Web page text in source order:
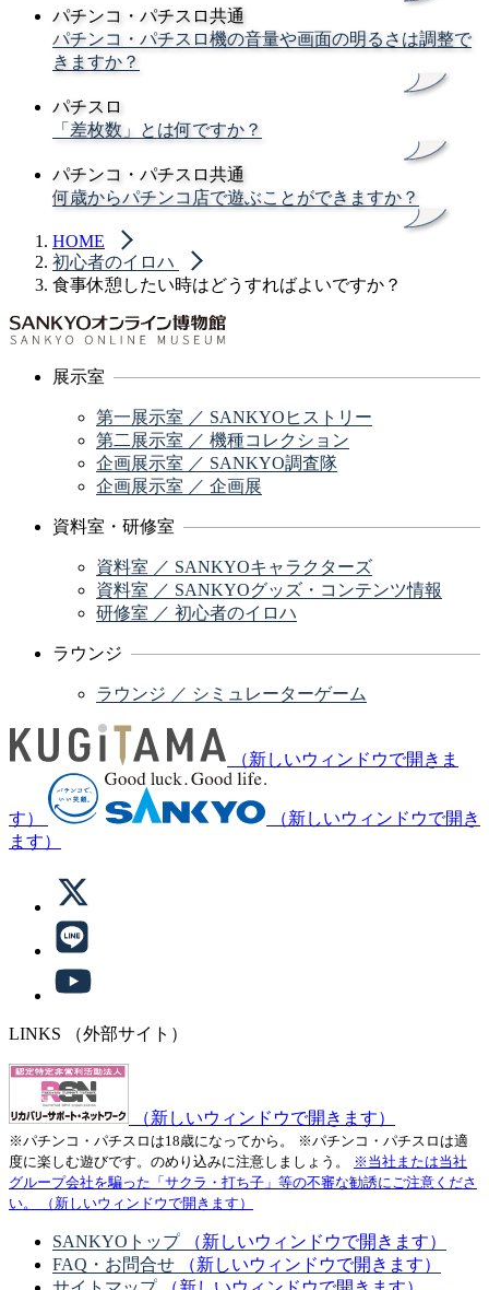
パチンコ・パチスロ共通
パチンコ・パチスロ機の音量や画面の明るさは調整で
きますか？
パチスロ
「差枚数」とは何ですか？
パチンコ・パチスロ共通
何歳からパチンコ店で遊ぶことができますか？
HOME
初心者のイロハ
食事休憩したい時はどうすればよいですか？
展示室
第一展示室 ／ SANKYOヒストリー
第二展示室 ／ 機種コレクション
企画展示室 ／ SANKYO調査隊
企画展示室 ／ 企画展
資料室・研修室
資料室 ／ SANKYOキャラクターズ
資料室 ／ SANKYOグッズ・コンテンツ情報
研修室 ／ 初心者のイロハ
ラウンジ
ラウンジ ／ シミュレーターゲーム
（新しいウィンドウで開きま
す）
（新しいウィンドウで開き
ます）
LINKS （外部サイト）
（新しいウィンドウで開きます）
※パチンコ・パチスロは18歳になってから。
※パチンコ・パチスロは適
度に楽しむ遊びです。のめり込みに注意しましょう。
※当社または当社
グループ会社を騙った「サクラ・打ち子」等の不審な勧誘にご注意くださ
い。
（新しいウィンドウで開きます）
SANKYOトップ
（新しいウィンドウで開きます）
FAQ・お問合せ
（新しいウィンドウで開きます）